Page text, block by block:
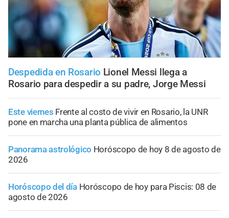
Despedida en Rosario Lionel Messi llega a
Rosario para despedir a su padre, Jorge Messi
Este viernes Frente al costo de vivir en Rosario, la UNR
pone en marcha una planta pública de alimentos
Panorama astrológico Horóscopo de hoy 8 de agosto de
2026
Horóscopo del día Horóscopo de hoy para Piscis: 08 de
agosto de 2026